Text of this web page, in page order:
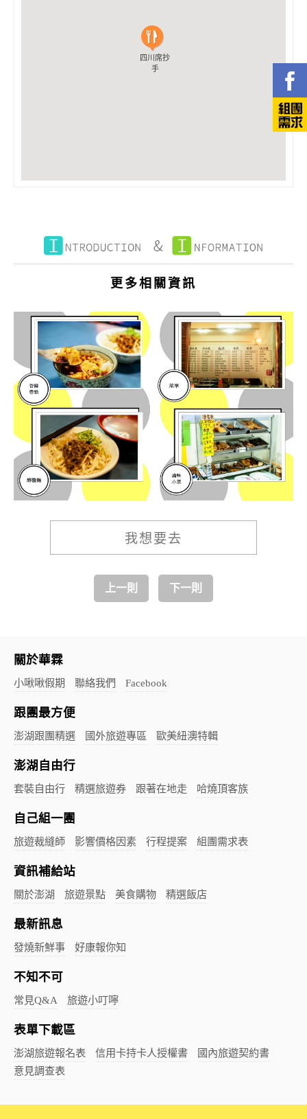
四川席抄
手
四川席抄
手
更多相關資訊
我想要去
上一則 下一則
關於華霖
小啾啾假期 聯絡我們 Facebook
跟團最方便
澎湖跟團精選 國外旅遊專區 歐美紐澳特輯
澎湖自由行
套裝自由行 精選旅遊券 跟著在地走 哈燒頂客族
自己組一團
旅遊裁縫師 影響價格因素 行程提案 組團需求表
資訊補給站
關於澎湖 旅遊景點 美食購物 精選飯店
最新訊息
發燒新鮮事 好康報你知
不知不可
常見Q&A 旅遊小叮嚀
表單下載區
澎湖旅遊報名表 信用卡持卡人授權書
國內旅遊契約書
意見調查表